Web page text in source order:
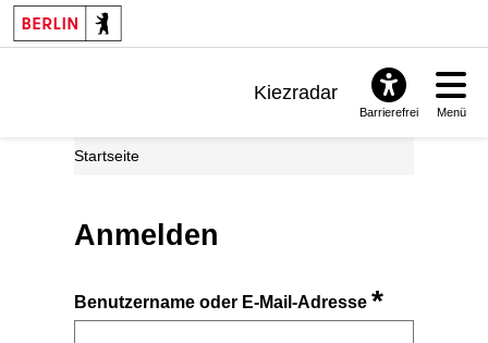
Kiezradar
Barrierefrei Menü
Startseite
Anmelden
Benutzername oder E-Mail-Adresse*